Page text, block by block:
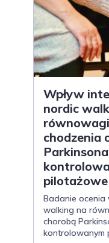
Wpływ
nordic
chodzenia
pilotażowe
Badanie ocenia
walking na
chorobą
kontrolowanym